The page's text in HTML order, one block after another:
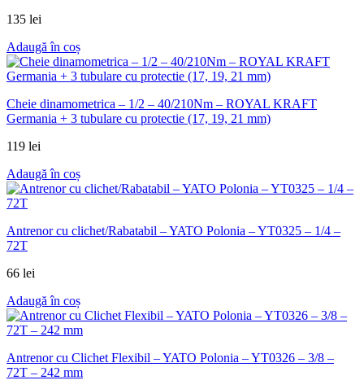
135 lei
Adaugă în coș
Cheie dinamometrica – 1/2 – 40/210Nm – ROYAL KRAFT
Germania + 3 tubulare cu protectie (17, 19, 21 mm)
119 lei
Adaugă în coș
Antrenor cu clichet/Rabatabil – YATO Polonia – YT0325 – 1/4 –
72T
66 lei
Adaugă în coș
Antrenor cu Clichet Flexibil – YATO Polonia – YT0326 – 3/8 –
72T – 242 mm